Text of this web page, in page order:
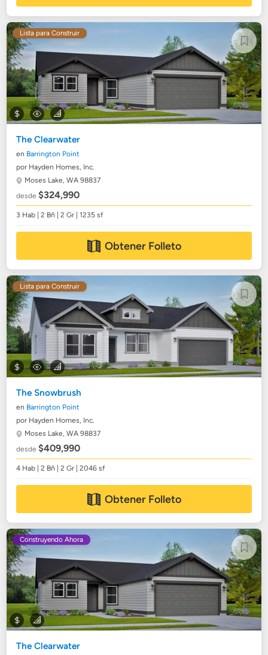
Lista para Construir
The Clearwater
en Barrington Point
por Hayden Homes, Inc.
Moses Lake, WA 98837
desde$324,990
3 Hab | 2 Bñ | 2 Gr | 1235 sf
Obtener Folleto
Lista para Construir
The Snowbrush
en Barrington Point
por Hayden Homes, Inc.
Moses Lake, WA 98837
desde$409,990
4 Hab | 2 Bñ | 2 Gr | 2046 sf
Obtener Folleto
Construyendo Ahora
The Clearwater